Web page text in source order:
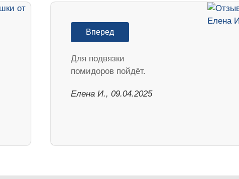
Вперед
Для подвязки
помидоров пойдёт.
Елена И., 09.04.2025